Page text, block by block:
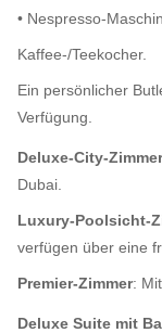
• Nespresso-
Kaffee-/Teekocher.
Ein persönlicher
Verfügung.
Deluxe-City-Zimmer
Dubai.
Luxury-Poolsicht-
verfügen über eine
Premier-Zimmer:
Deluxe Suite mit